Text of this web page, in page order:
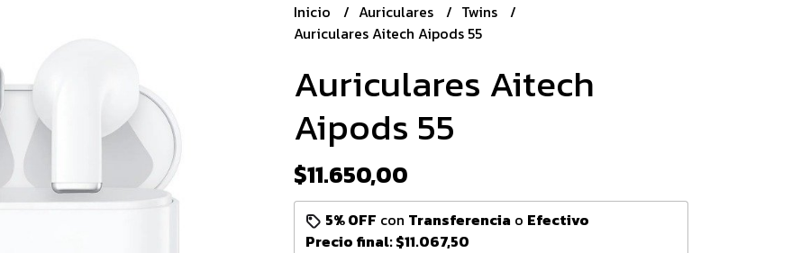
Inicio Auriculares
Twins
Auriculares Aitech Aipods 55
Auriculares Aitech
Aipods 55
$11.650,00
5% OFF con Transferencia o Efectivo
Precio final:$11.067,50